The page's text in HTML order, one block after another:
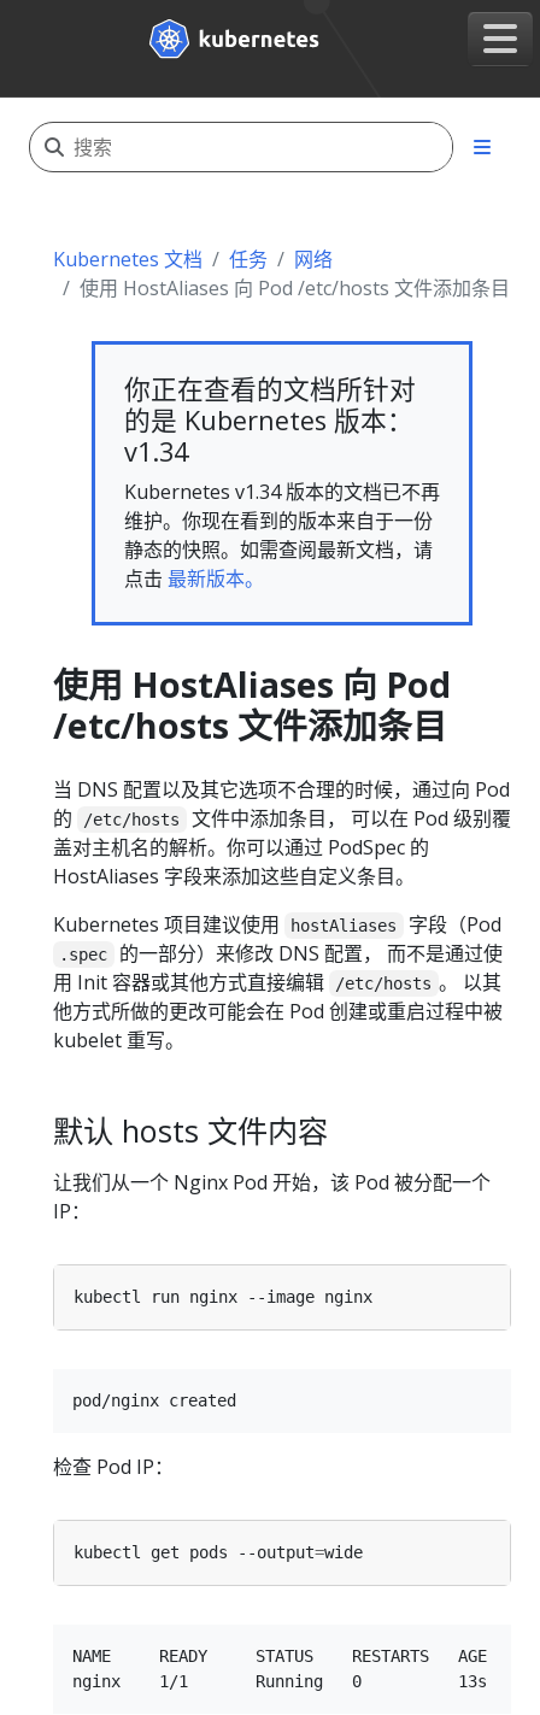
Kubernetes 文档 任务
网络
使用 HostAliases 向 Pod /etc/hosts 文件添加条目
你正在查看的文档所针对
的是 Kubernetes 版本：
v1.34
Kubernetes v1.34 版本的文档已不再
维护。你现在看到的版本来自于一份
静态的快照。如需查阅最新文档，请
点击 最新版本。
使用 HostAliases 向 Pod
/etc/hosts 文件添加条目
当 DNS 配置以及其它选项不合理的时候，通过向 Pod
的
/etc/hosts
文件中添加条目， 可以在 Pod 级别覆
盖对主机名的解析。你可以通过 PodSpec 的
HostAliases 字段来添加这些自定义条目。
Kubernetes 项目建议使用
hostAliases 字段（Pod
.spec
的一部分）来修改 DNS 配置， 而不是通过使
用 Init 容器或其他方式直接编辑
/etc/hosts 。 以其
他方式所做的更改可能会在 Pod 创建或重启过程中被
kubelet 重写。
默认 hosts 文件内容
让我们从一个 Nginx Pod 开始，该 Pod 被分配一个
IP：
检查 Pod IP：
kubectl get pods --output=
NAME     READY     STATUS    RESTARTS   AGE